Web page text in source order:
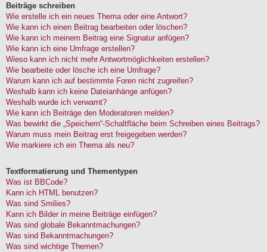
Beiträge schreiben
Wie erstelle ich ein neues Thema oder eine Antwort?
Wie kann ich einen Beitrag bearbeiten oder löschen?
Wie kann ich meinem Beitrag eine Signatur anfügen?
Wie kann ich eine Umfrage erstellen?
Wieso kann ich nicht mehr Antwortmöglichkeiten erstellen?
Wie bearbeite oder lösche ich eine Umfrage?
Warum kann ich auf bestimmte Foren nicht zugreifen?
Weshalb kann ich keine Dateianhänge anfügen?
Weshalb wurde ich verwarnt?
Wie kann ich Beiträge den Moderatoren melden?
Was bewirkt die „Speichern“-Schaltfläche beim Schreiben eines Beitrags?
Warum muss mein Beitrag erst freigegeben werden?
Wie markiere ich ein Thema als neu?
Textformatierung und Thementypen
Was ist BBCode?
Kann ich HTML benutzen?
Was sind Smilies?
Kann ich Bilder in meine Beiträge einfügen?
Was sind globale Bekanntmachungen?
Was sind Bekanntmachungen?
Was sind wichtige Themen?